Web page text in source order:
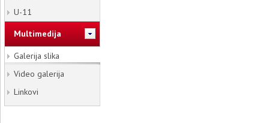
U-11
Multimedija
Galerija slika
Video galerija
Linkovi